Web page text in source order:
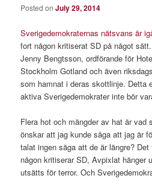
Posted onJuly 29, 2014
Sverigedemokraternas nätsvans är
fort någon kritiserat SD på något
Jenny Bengtsson, ordförande för
Stockholm Gotland och även
som hamnat i deras skottlinje. Detta
aktiva Sverigedemokrater inte bör
Flera hot och mängder av hat är vad
önskar att jag kunde säga att jag är
talat ingen säga att de är längre?
någon kritiserar SD, Avpixlat hänger
utsätts för terror. Och